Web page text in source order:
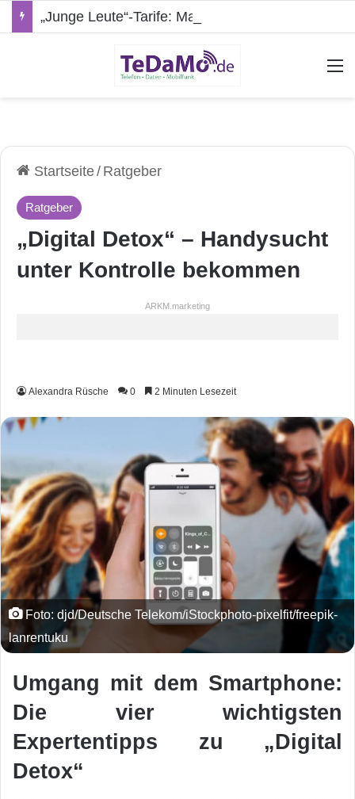
Startseite/ Ratgeber
Ratgeber
„Digital Detox“ – Handysucht
unter Kontrolle bekommen
ARKM.marketing
Alexandra Rüsche 0 2 Minuten Lesezeit
Foto: djd/Deutsche Telekom/iStockphoto-pixelfit/freepik-
lanrentuku
Umgang mit dem Smartphone:
Die vier wichtigsten
Expertentipps zu „Digital
Detox“